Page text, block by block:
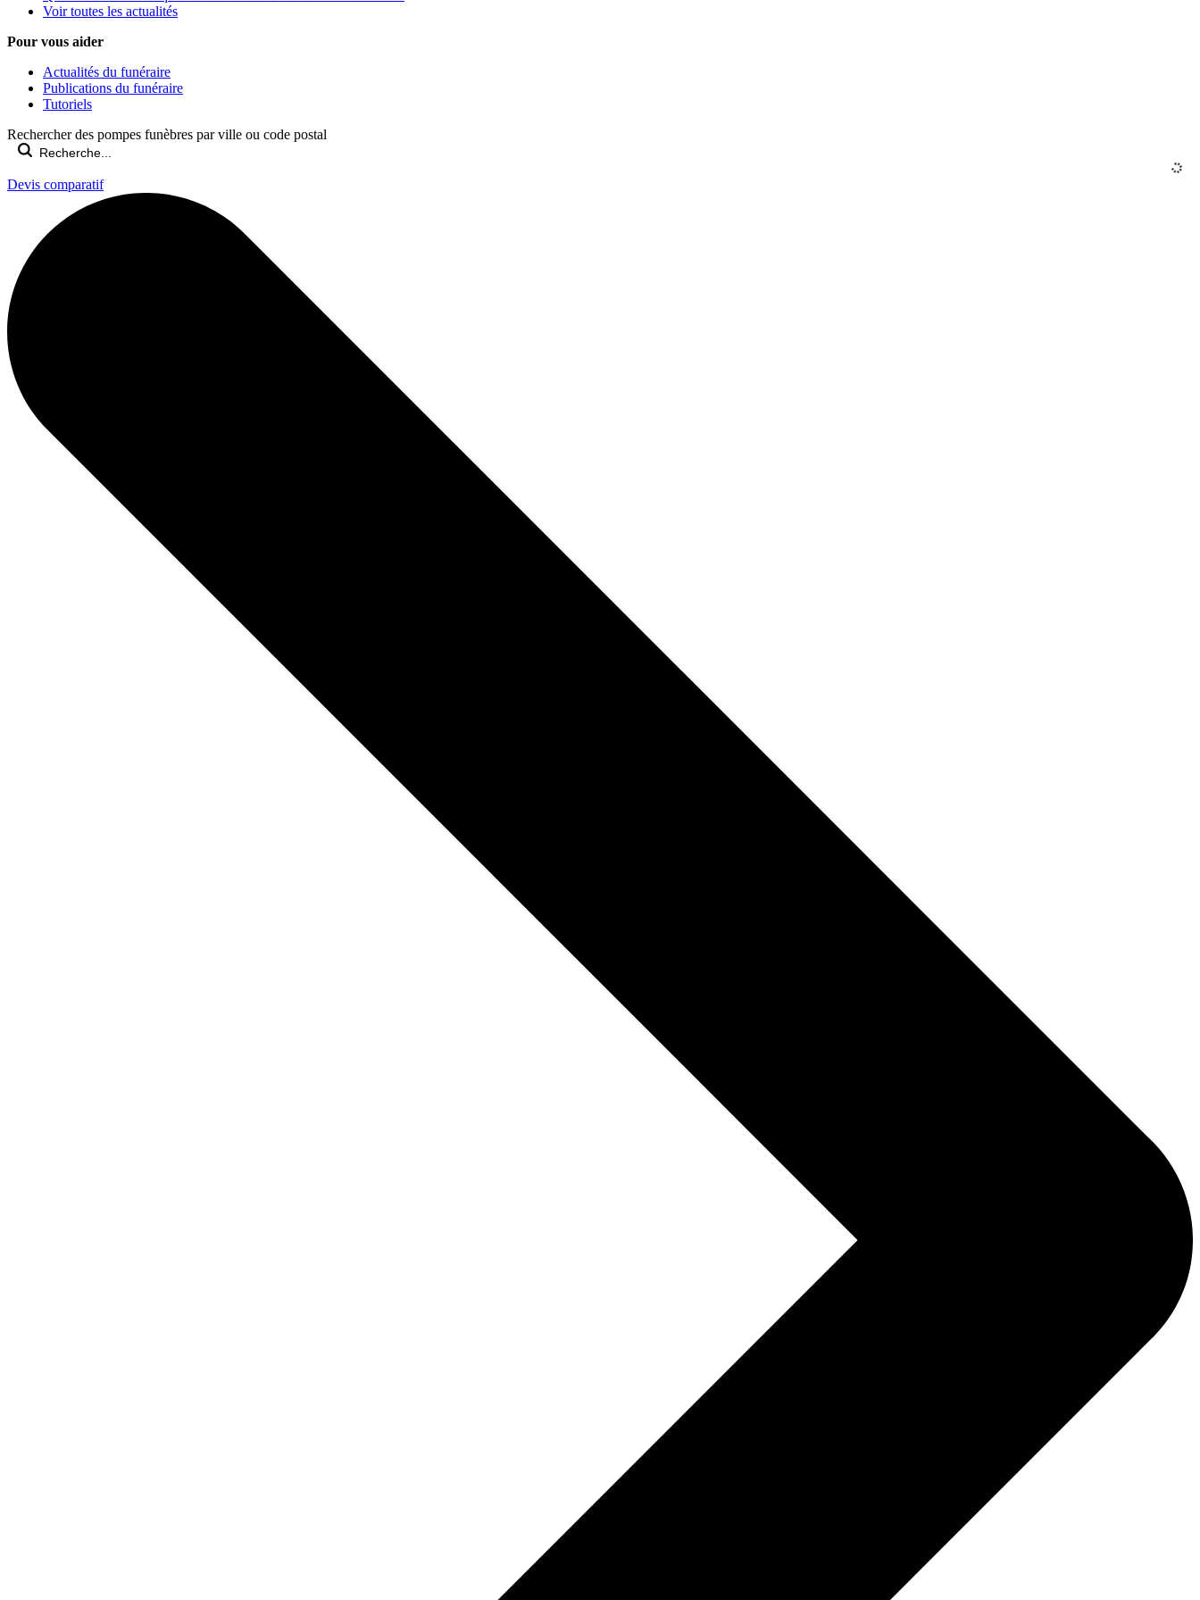
Voir toutes les actualités
Pour vous aider
Actualités du funéraire
Publications du funéraire
Tutoriels
Rechercher des pompes funèbres par ville ou code postal
Devis comparatif